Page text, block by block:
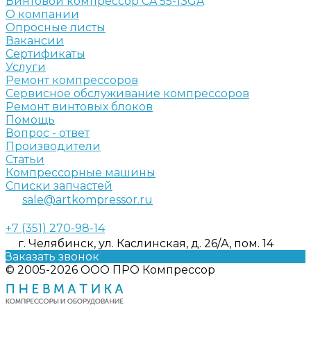
О компании
Опросные листы
Вакансии
Сертификаты
Услуги
Ремонт компрессоров
Сервисное обслуживание компрессоров
Ремонт винтовых блоков
Помощь
Вопрос - ответ
Производители
Статьи
Компрессорные машины
Списки запчастей
sale@artkompressor.ru
+7 (351) 270-98-14
г. Челябинск, ул. Каслинская, д. 26/А, пом. 14
Заказать звонок
© 2005-2026 ООО ПРО Компрессор